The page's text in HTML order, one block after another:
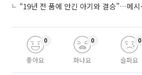
좋아요
0
화나요
0
슬퍼요
0